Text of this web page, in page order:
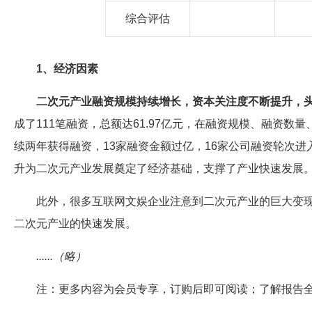
综合评估
1、经济因素
二次元产业融资规模持续增长，资本关注度不断提升，
成了111笔融资，总额达61.97亿元，在融资规模、融资数
续两年获得融资，13家融资金额过亿，16家公司融资轮次
升为二次元产业发展奠定了经济基础，支撑了产业快速发展
此外，很多互联网文娱企业注意到二次元产业的巨大
二次元产业的快速发展。
......（略）
注：更多内容为会员专享，订购后即可阅读；了解报告